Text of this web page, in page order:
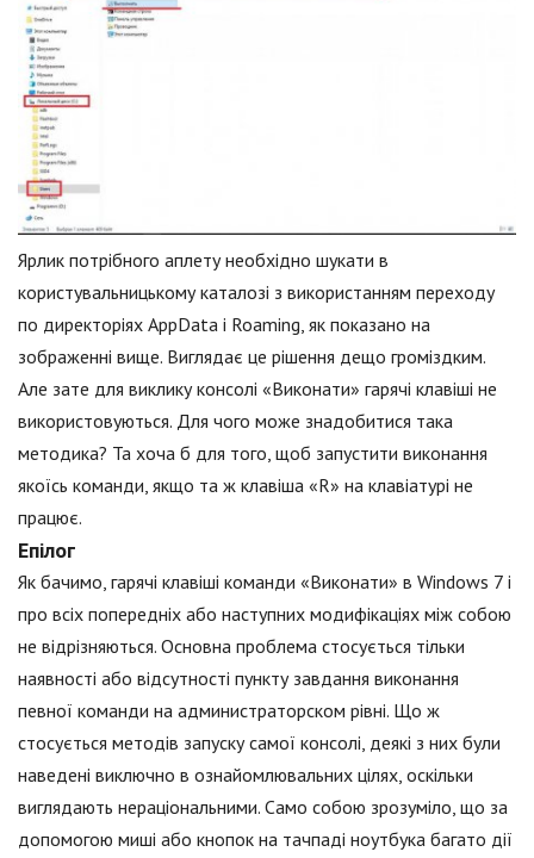
Ярлик потрібного аплету необхідно шукати в
користувальницькому каталозі з використанням переходу
по директоріях AppData і Roaming, як показано на
зображенні вище. Виглядає це рішення дещо громіздким.
Але зате для виклику консолі «Виконати» гарячі клавіші не
використовуються. Для чого може знадобитися така
методика? Та хоча б для того, щоб запустити виконання
якоїсь команди, якщо та ж клавіша «R» на клавіатурі не
працює.
Епілог
Як бачимо, гарячі клавіші команди «Виконати» в Windows 7 і
про всіх попередніх або наступних модифікаціях між собою
не відрізняються. Основна проблема стосується тільки
наявності або відсутності пункту завдання виконання
певної команди на администраторском рівні. Що ж
стосується методів запуску самої консолі, деякі з них були
наведені виключно в ознайомлювальних цілях, оскільки
виглядають нераціональними. Само собою зрозуміло, що за
допомогою миші або кнопок на тачпаді ноутбука багато дії